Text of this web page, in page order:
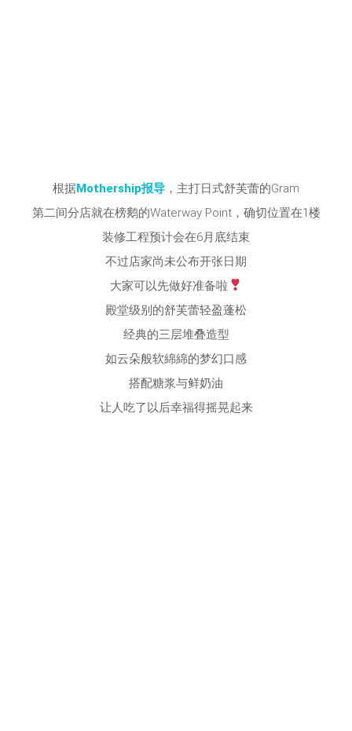
根据Mothership报导 ，主打日式舒芙蕾的Gram
第二间分店就在榜鹅的Waterway Point，确切位置在1楼
装修工程预计会在6月底结束
不过店家尚未公布开张日期
大家可以先做好准备啦
殿堂级别的舒芙蕾轻盈蓬松
经典的三层堆叠造型
如云朵般软綿綿的梦幻口感
搭配糖浆与鲜奶油
让人吃了以后幸福得摇晃起来